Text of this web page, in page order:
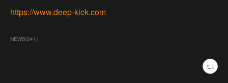
https://www.deep-kick.com
NEWS(341)